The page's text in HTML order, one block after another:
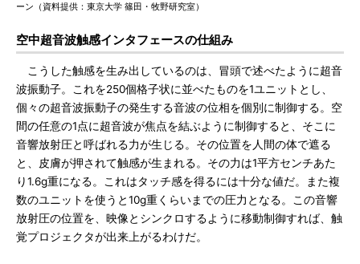
ーン（資料提供：東京大学 篠田・牧野研究室）
空中超音波触感インタフェースの仕組み
こうした触感を生み出しているのは、冒頭で述べたように超音
波振動子。これを250個格子状に並べたものを1ユニットとし、
個々の超音波振動子の発生する音波の位相を個別に制御する。空
間の任意の1点に超音波が焦点を結ぶように制御すると、そこに
音響放射圧と呼ばれる力が生じる。その位置を人間の体で遮る
と、皮膚が押されて触感が生まれる。その力は1平方センチあた
り1.6g重になる。これはタッチ感を得るには十分な値だ。また複
数のユニットを使うと10g重くらいまでの圧力となる。この音響
放射圧の位置を、映像とシンクロするように移動制御すれば、触
覚プロジェクタが出来上がるわけだ。